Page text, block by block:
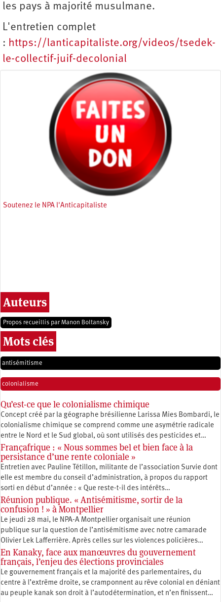
les pays à majorité musulmane.
L'entretien complet
: https://lanticapitaliste.org/videos/tsedek-
le-collectif-juif-decolonial
Soutenez le NPA l'Anticapitaliste
Auteurs
Propos recueillis par Manon Boltansky
Mots clés
antisémitisme
colonialisme
Qu’est-ce que le colonialisme chimique
Concept créé par la géographe brésilienne Larissa Mies Bombardi, le
colonialisme chimique se comprend comme une asymétrie radicale
entre le Nord et le Sud global, où sont utilisés des pesticides et…
Françafrique : « Nous sommes bel et bien face à la
persistance d’une rente coloniale »
Entretien avec Pauline Tétillon, militante de l’association Survie dont
elle est membre du conseil d’administration, à propos du rapport
sorti en début d’année : « Que reste-t-il des intérêts…
Réunion publique. « Antisémitisme, sortir de la
confusion ! » à Montpellier
Le jeudi 28 mai, le NPA-A Montpellier organisait une réunion
publique sur la question de l’antisémitisme avec notre camarade
Olivier Lek Lafferrière. Après celles sur les violences policières…
En Kanaky, face aux manœuvres du gouvernement
français, l’enjeu des élections provinciales
Le gouvernement français et la majorité des parlementaires, du
centre à l’extrême droite, se cramponnent au rêve colonial en déniant
au peuple kanak son droit à l’autodétermination, et n’en finissent…